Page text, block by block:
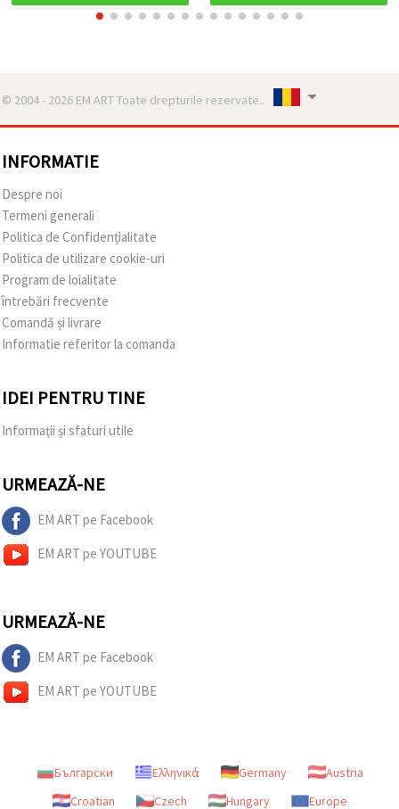
© 2004 - 2026 EM ART Toate drepturile rezervate..
INFORMATIE
Despre noi
Termeni generali
Politica de Confidențialitate
Politica de utilizare cookie-uri
Program de loialitate
întrebări frecvente
Comandă și livrare
Informatie referitor la comanda
IDEI PENTRU TINE
Informații și sfaturi utile
URMEAZĂ-NE
EM ART pe Facebook
EM ART pe YOUTUBE
URMEAZĂ-NE
EM ART pe Facebook
EM ART pe YOUTUBE
Български Ελληνικά Germany
Austria
Croatian
Czech Hungary Europe